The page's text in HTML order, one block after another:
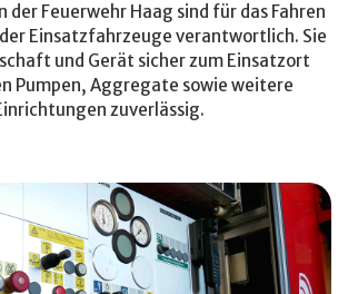
der Feuerwehr Haag sind für das Fahren
Einsatzfahrzeuge verantwortlich. Sie
und Gerät sicher zum Einsatzort
Pumpen, Aggregate sowie weitere
zuverlässig.